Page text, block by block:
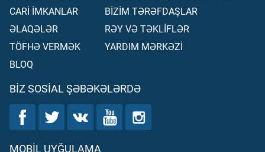
CARİ İMKANLAR
ƏLAQƏLƏR
TÖFHƏ VERMƏK
BLOQ
BİZİM TƏRƏFDAŞLAR
RƏY VƏ TƏKLİFLƏR
YARDIM MƏRKƏZİ
BIZ SOSIAL ŞƏBƏKƏLƏRDƏ
MOBIL UYĞULAMA